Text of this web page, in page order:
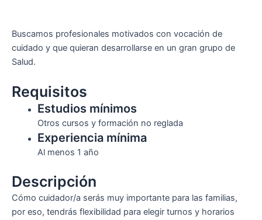
Buscamos profesionales motivados con vocación de
cuidado y que quieran desarrollarse en un gran grupo de
Salud.
Requisitos
Estudios mínimos
Otros cursos y formación no reglada
Experiencia mínima
Al menos 1 año
Descripción
Cómo cuidador/a serás muy importante para las familias,
por eso, tendrás flexibilidad para elegir turnos y horarios